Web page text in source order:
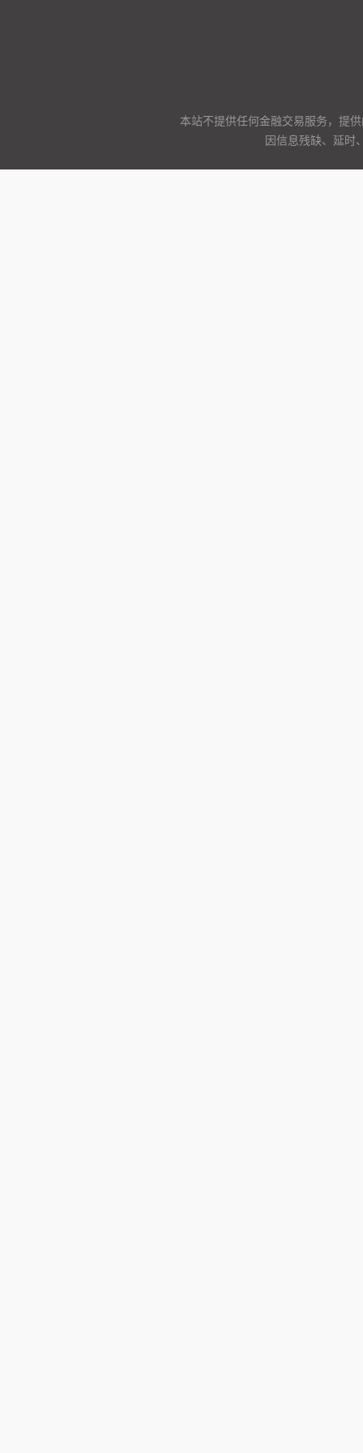
本站不提供任何金融交易服务，提
因信息残缺、延时